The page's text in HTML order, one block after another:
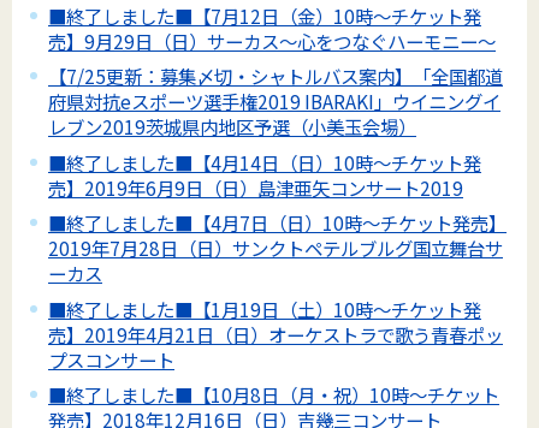
■終了しました■【7月12日（金）10時～チケット発
売】9月29日（日）サーカス～心をつなぐハーモニー～
【7/25更新：募集〆切・シャトルバス案内】「全国都道
府県対抗eスポーツ選手権2019 IBARAKI」ウイニングイ
レブン2019茨城県内地区予選（小美玉会場）
■終了しました■【4月14日（日）10時～チケット発
売】2019年6月9日（日）島津亜矢コンサート2019
■終了しました■【4月7日（日）10時～チケット発売】
2019年7月28日（日）サンクトペテルブルグ国立舞台サ
ーカス
■終了しました■【1月19日（土）10時～チケット発
売】2019年4月21日（日）オーケストラで歌う青春ポッ
プスコンサート
■終了しました■【10月8日（月・祝）10時～チケット
発売】2018年12月16日（日）吉幾三コンサート